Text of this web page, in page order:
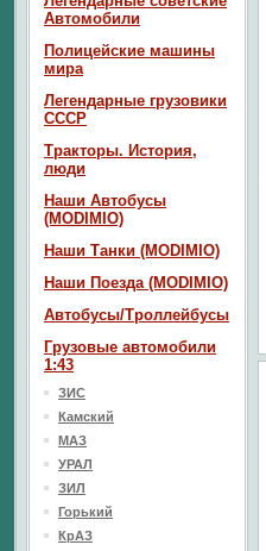
Автомобили
Полицейские машины
мира
Легендарные грузовики
СССР
Тракторы. История,
люди
Наши Автобусы
(MODIMIO)
Наши Танки (MODIMIO)
Наши Поезда (MODIMIO)
Автобусы/Троллейбусы
Грузовые автомобили
1:43
ЗИС
Камский
МАЗ
УРАЛ
ЗИЛ
Горький
КрАЗ